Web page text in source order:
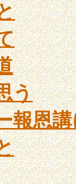
う
報恩